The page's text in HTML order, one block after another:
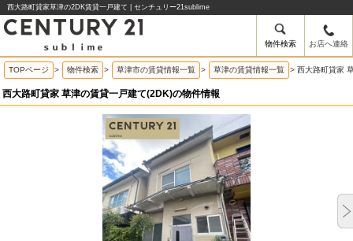
西大路町貸家草津の2DK賃貸一戸建て | センチュリー21sublime
物件検索 お店へ連絡
TOPページ > 物件検索 > 草津市の賃貸情報一覧 > 草津の賃貸情報一覧 > 西大路町貸家
西大路町貸家 草津の賃貸一戸建て(2DK)の物件情報